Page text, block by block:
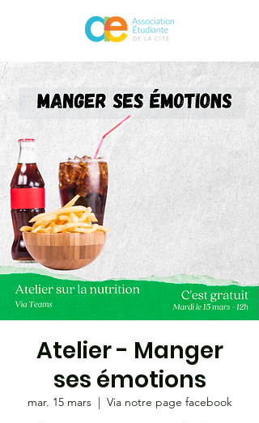
Atelier - Manger
ses émotions
mar. 15 mars
  |
Via notre page facebook